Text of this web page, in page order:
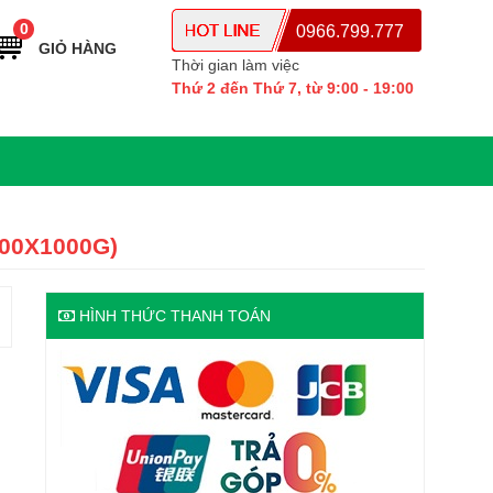
0966.799.777
Thời gian làm việc
Thứ 2 đến Thứ 7, từ 9:00 - 19:00
0
GIỎ HÀNG
HÌNH THỨC THANH TOÁN